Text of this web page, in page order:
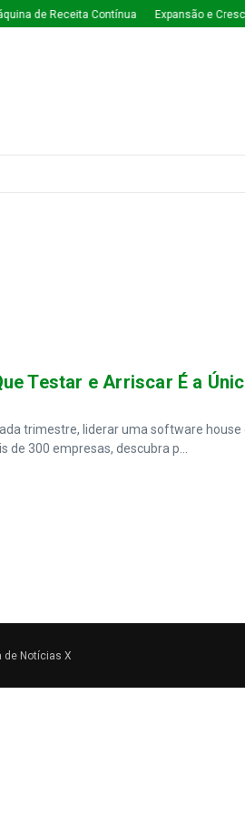
de Receita Contínua Expansão e
Testar e Arriscar É a
trimestre, liderar uma software
300 empresas, descubra p...
de Notícias X